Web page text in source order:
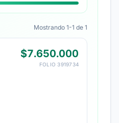
Mostrando 1-1 de 1
$7.650.000
FOLIO 3919734